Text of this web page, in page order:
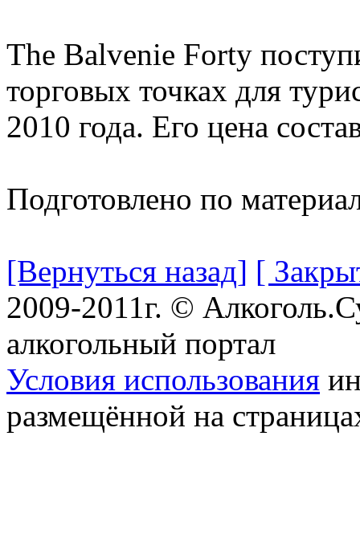
The Balvenie Forty
торговых точках для
2010 года. Его цена
Подготовлено по
[Вернуться назад] [
2009-2011г. ©
алкогольный портал
Условия использования
размещённой на